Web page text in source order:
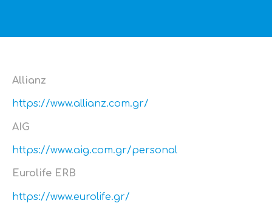
Allianz
https://www.allianz.com.gr/
AIG
https://www.aig.com.gr/personal
Eurolife ERB
https://www.eurolife.gr/